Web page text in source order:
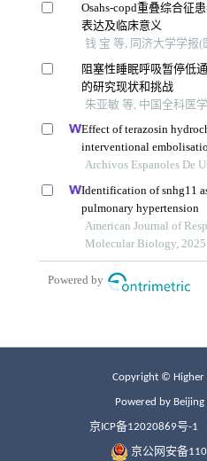
Copyright © Higher
Powered by Beijing
京ICP备12020869号-1
京公网安备